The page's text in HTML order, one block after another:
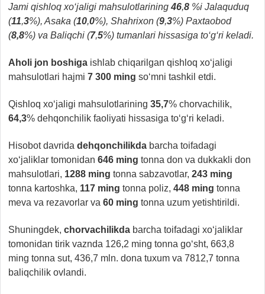
Jami qishloq xo‘jaligi mahsulotlarining46,8 %i Jalaquduq
(11,3%), Asaka (10,0%), Shahrixon (9,3%) Paxtaobod
(8,8%) va Baliqchi (7,5%) tumanlari hissasiga to‘g‘ri keladi.
Aholi jon boshiga ishlab chiqarilgan qishloq xo‘jaligi
mahsulotlari hajmi 7 300 ming so‘mni tashkil etdi.
Qishloq xo‘jaligi mahsulotlarining 35,7% chorvachilik,
64,3% dehqonchilik faoliyati hissasiga to‘g‘ri keladi.
Hisobot davrida dehqonchilikda barcha toifadagi
xo‘jaliklar tomonidan 646 ming tonna don va dukkakli don
mahsulotlari, 1288 ming tonna sabzavotlar, 243 ming
tonna kartoshka, 117 ming tonna poliz, 448 ming tonna
meva va rezavorlar va 60 ming tonna uzum yetishtirildi.
Shuningdek, chorvachilikda barcha toifadagi xo‘jaliklar
tomonidan tirik vaznda 126,2 ming tonna go‘sht, 663,8
ming tonna sut, 436,7 mln. dona tuxum va 7812,7 tonna
baliqchilik ovlandi.